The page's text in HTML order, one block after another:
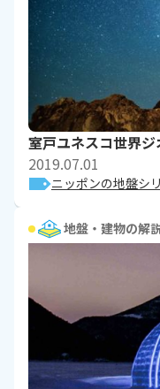
室戸ユネスコ世界ジ
2019.07.01
ニッポンの地盤シ
地盤・建物の解